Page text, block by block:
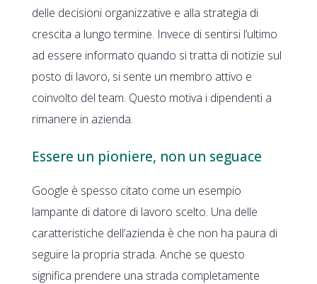
delle decisioni organizzative e alla strategia di
crescita a lungo termine. Invece di sentirsi l’ultimo
ad essere informato quando si tratta di notizie sul
posto di lavoro, si sente un membro attivo e
coinvolto del team. Questo motiva i dipendenti a
rimanere in azienda.
Essere un pioniere, non un seguace
Google è spesso citato come un esempio
lampante di datore di lavoro scelto. Una delle
caratteristiche dell’azienda è che non ha paura di
seguire la propria strada. Anche se questo
significa prendere una strada completamente